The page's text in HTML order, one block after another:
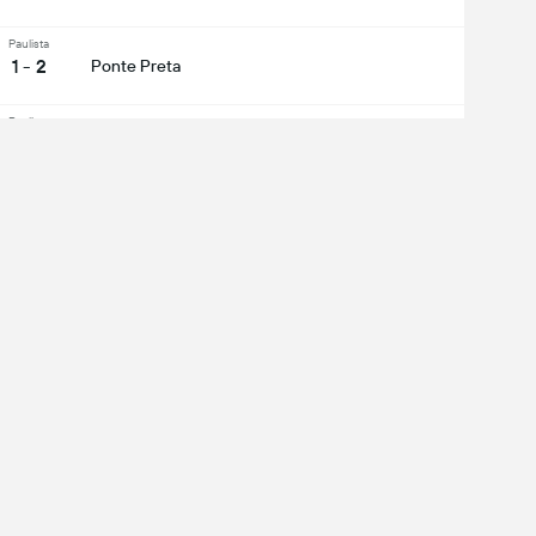
Paulista
1 - 2 Ponte Preta
Paulista